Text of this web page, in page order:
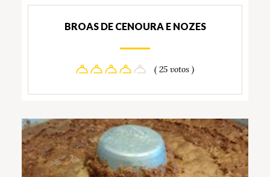
BROAS DE CENOURA E NOZES
( 25 votos )